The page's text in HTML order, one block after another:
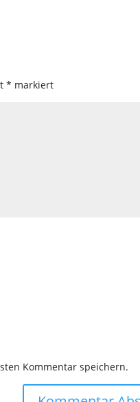
* markiert
Kommentar speichern.